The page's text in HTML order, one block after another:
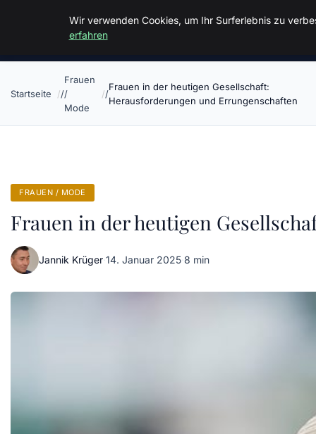
Malzminden
Startseite
Frauen
/
Mode
Frauen in der heutigen Gesellschaft:
Herausforderungen und Errungenschaften
FRAUEN / MODE
Frauen in der heutigen
Jannik Krüger·14. Januar 2025·8 min
Wir verwenden Cookies, um Ihr Surferlebnis zu
erfahren